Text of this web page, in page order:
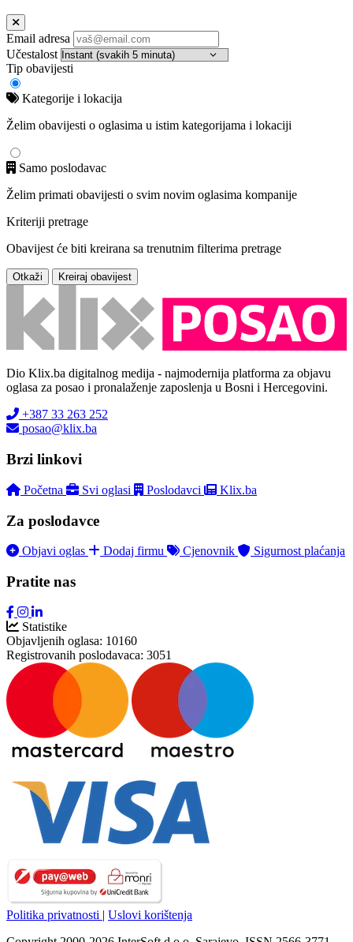
Email adresa
Učestalost
Tip obavijesti
Kategorije i lokacija
Želim obavijesti o oglasima u istim kategorijama i lokaciji
Samo poslodavac
Želim primati obavijesti o svim novim oglasima kompanije
Kriteriji pretrage
Obavijest će biti kreirana sa trenutnim filterima pretrage
Otkaži Kreiraj obavijest
Dio Klix.ba digitalnog medija - najmodernija platforma za objavu
oglasa za posao i pronalaženje zaposlenja u Bosni i Hercegovini.
+387 33 263 252
posao@klix.ba
Brzi linkovi
Početna Svi oglasi Poslodavci Klix.ba
Za poslodavce
Objavi oglas Dodaj firmu Cjenovnik Sigurnost plaćanja
Pratite nas
Statistike
Objavljenih oglasa: 10160
Registrovanih poslodavaca: 3051
Politika privatnosti | Uslovi korištenja